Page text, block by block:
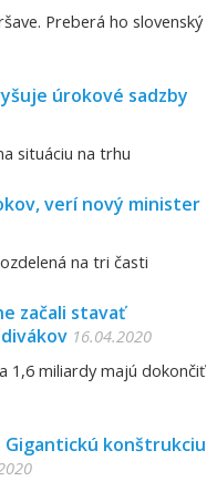
Preberá ho slovenský
úrokové sadzby
situáciu na trhu
verí nový minister
na tri časti
začali stavať
16.04.2020
1,6 miliardy majú dokončiť
konštrukciu